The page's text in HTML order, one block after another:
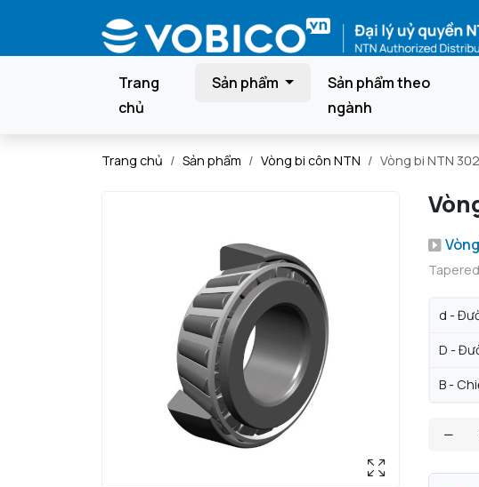
Trang
chủ
Sản phẩm
Sản phẩm theo
ngành
Trang chủ Sản phẩm Vòng bi côn NTN Vòng bi NTN
d -
D -
B -